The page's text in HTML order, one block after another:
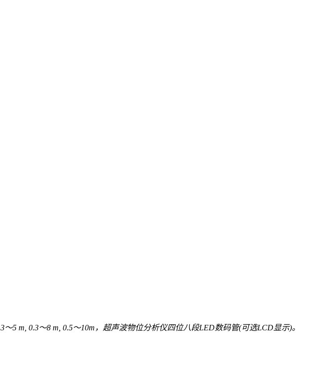
5 m, 0.3～8 m, 0.5～10m，超声波物位分析仪四位八段LED数码管(可选LCD显示)。